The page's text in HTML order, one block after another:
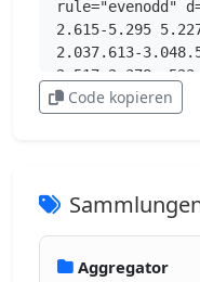
rule="evenodd"
2.615-5.295
2.037.613-
2.517-2.378-
1.5a2148 2148 0
12.357c-.74.825-
2.324-.799.19-
1.3-1.135-
Code kopieren
Aggregator